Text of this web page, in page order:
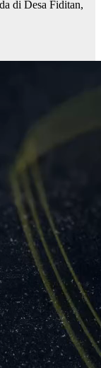
di Desa Fiditan,